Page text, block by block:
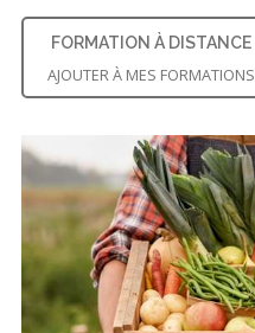
FORMATION À DISTANCE
AJOUTER À MES FORMATIONS